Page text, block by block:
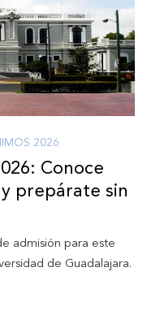
2026
Conoce
prepárate sin
admisión para este
de Guadalajara.